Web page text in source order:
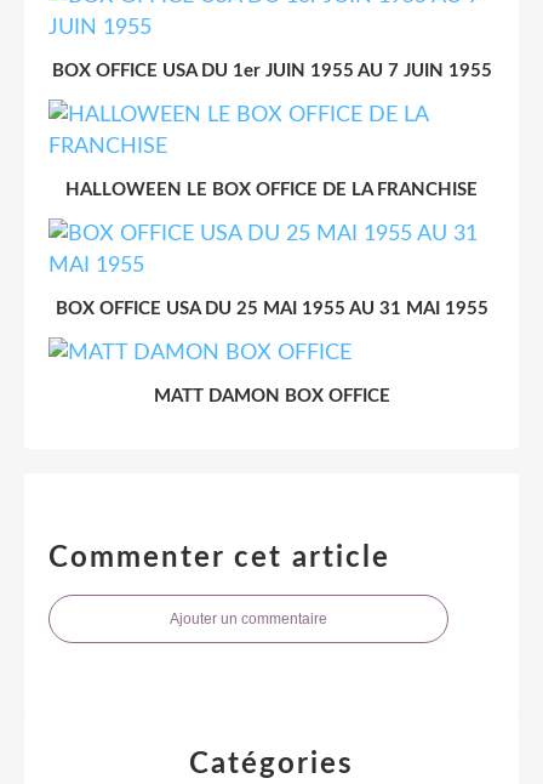
BOX OFFICE USA DU 1er JUIN 1955 AU 7 JUIN 1955
HALLOWEEN LE BOX OFFICE DE LA FRANCHISE
BOX OFFICE USA DU 25 MAI 1955 AU 31 MAI 1955
MATT DAMON BOX OFFICE
Commenter cet article
Ajouter un commentaire
Catégories